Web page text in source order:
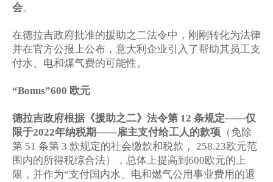
会。
在德拉吉政府批准的援助之二法令中，刚刚转化为法律
并在官方公报上公布，意大利企业引入了帮助其员工支
付水、电和煤气费的可能性。
“Bonus”600 欧元
德拉吉政府根据《援助之二》法令第 12 条规定——仅
限于2022年纳税期——雇主支付给工人的款项 （免除
第 51 条第 3 款规定的社会缴款和税款， 258.23欧元范
围内的所得税综合法），总体上提高到 600欧元的上
限，并作为“支付国内水、电和燃气公用事业费用的退